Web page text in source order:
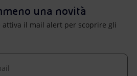
una novità
il mail alert per scoprire gli